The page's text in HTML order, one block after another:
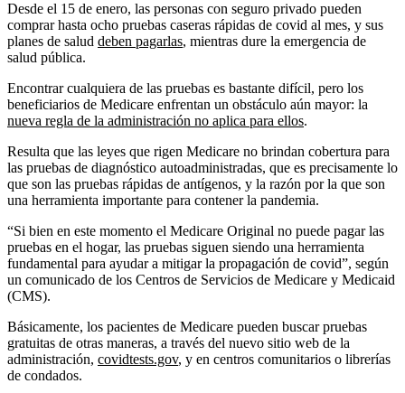
Desde el 15 de enero, las personas con seguro privado pueden
comprar hasta ocho pruebas caseras rápidas de covid al mes, y sus
planes de salud deben pagarlas, mientras dure la emergencia de
salud pública.
Encontrar cualquiera de las pruebas es bastante difícil, pero los
beneficiarios de Medicare enfrentan un obstáculo aún mayor: la
nueva regla de la administración no aplica para ellos.
Resulta que las leyes que rigen Medicare no brindan cobertura para
las pruebas de diagnóstico autoadministradas, que es precisamente lo
que son las pruebas rápidas de antígenos, y la razón por la que son
una herramienta importante para contener la pandemia.
“Si bien en este momento el Medicare Original no puede pagar las
pruebas en el hogar, las pruebas siguen siendo una herramienta
fundamental para ayudar a mitigar la propagación de covid”, según
un comunicado de los Centros de Servicios de Medicare y Medicaid
(CMS).
Básicamente, los pacientes de Medicare pueden buscar pruebas
gratuitas de otras maneras, a través del nuevo sitio web de la
administración, covidtests.gov, y en centros comunitarios o librerías
de condados.